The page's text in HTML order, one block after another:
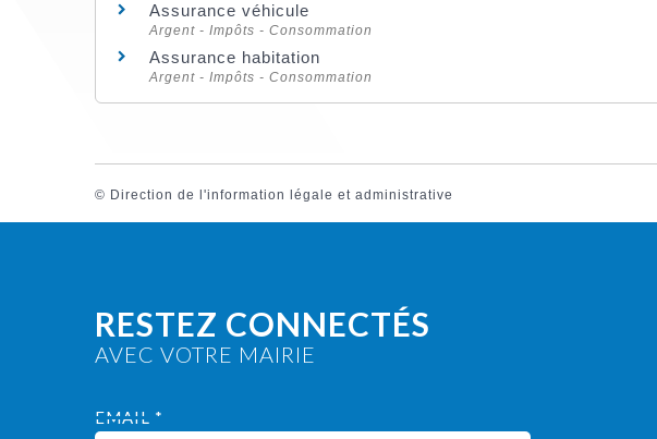
Assurance véhicule
Argent - Impôts - Consommation
Assurance habitation
Argent - Impôts - Consommation
© Direction de l'information légale et administrative
RESTEZ CONNECTÉS
AVEC VOTRE MAIRIE
EMAIL *